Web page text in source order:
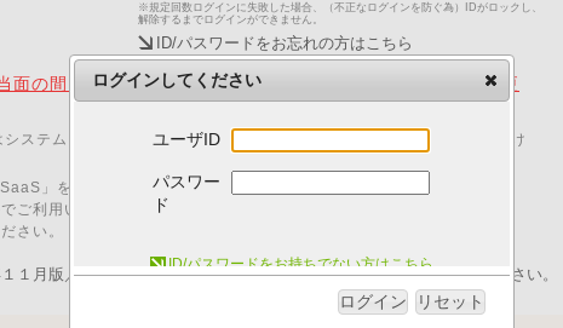
※規定回数ログインに失敗した場合、（不正なログインを防ぐ為）IDがロックし、
解除するまでログインができません。
ID/パスワードをお忘れの方はこちら
面の間、旧画面をご利用いただく機能について（2025.4.15更
ステムメンテナンスのため、「I.B.MUSEUM SaaS」をご利用いただけ
」をご利用いただくためには、以下の動作環境が必要です。
ご利用いただいた場合、動作に不具合が発生する可能性がございます。
さい。
１月版／pdfファイル）を発行いたしました。ログイン後にご取得ください。
ログインしてください
ユーザID
パスワー
ド
ID/パスワードをお持ちでない方はこちら
ログイン リセット